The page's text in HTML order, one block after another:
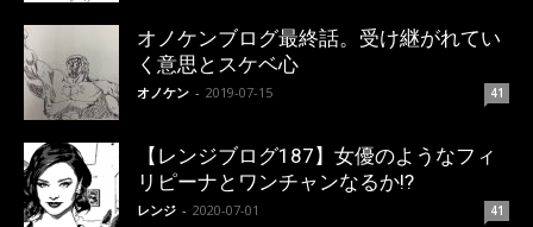
オノケンブログ最終話。受け継がれてい
く意思とスケベ心
オノケン - 2019-07-15 41
【レンジブログ187】女優のようなフィ
リピーナとワンチャンなるか!?
レンジ - 2020-07-01 41